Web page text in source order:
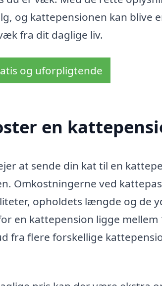
og kattepensionen kan blive
fra dit daglige liv.
og uforpligtende
en
at sende din kat til en
Omkostningerne ved
opholdets længde og de
en kattepension ligge
fra flere forskellige